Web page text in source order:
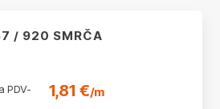
/ 920 SMRČA
PDV-
1,81 €/m